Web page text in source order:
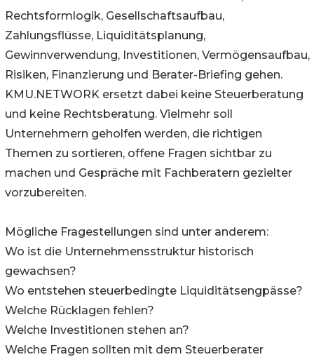
Rechtsformlogik, Gesellschaftsaufbau,
Zahlungsflüsse, Liquiditätsplanung,
Gewinnverwendung, Investitionen, Vermögensaufbau,
Risiken, Finanzierung und Berater-Briefing gehen.
KMU.NETWORK ersetzt dabei keine Steuerberatung
und keine Rechtsberatung. Vielmehr soll
Unternehmern geholfen werden, die richtigen
Themen zu sortieren, offene Fragen sichtbar zu
machen und Gespräche mit Fachberatern gezielter
vorzubereiten.
Mögliche Fragestellungen sind unter anderem:
Wo ist die Unternehmensstruktur historisch
gewachsen?
Wo entstehen steuerbedingte Liquiditätsengpässe?
Welche Rücklagen fehlen?
Welche Investitionen stehen an?
Welche Fragen sollten mit dem Steuerberater